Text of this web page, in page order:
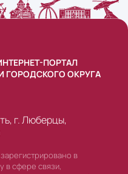
ПОРТАЛ
ГОРОДСКОГО ОКРУГА
г. Люберцы,
в
в сфере связи,